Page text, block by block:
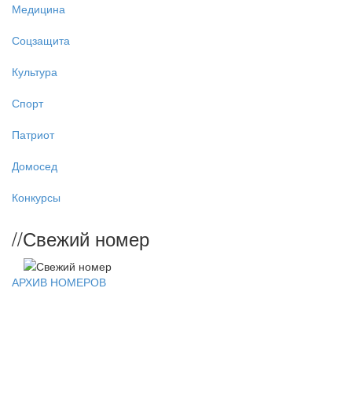
Медицина
Соцзащита
Культура
Спорт
Патриот
Домосед
Конкурсы
//Свежий номер
АРХИВ НОМЕРОВ